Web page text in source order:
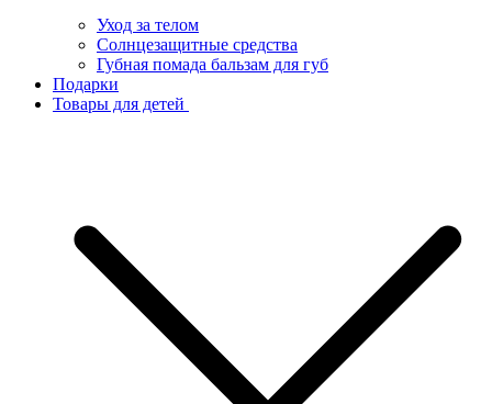
Уход за телом
Солнцезащитные средства
Губная помада бальзам для губ
Подарки
Товары для детей